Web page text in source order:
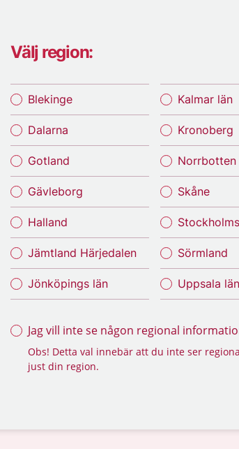
Välj region:
Blekinge
Dalarna
Gotland
Gävleborg
Halland
Jämtland Härjedalen
Jönköpings län
Kalmar län
Kronoberg
Norrbotten
Skåne
Sörmland
Uppsala län
Jag vill inte se någon regional
Obs! Detta val innebär att du inte ser
just din region.